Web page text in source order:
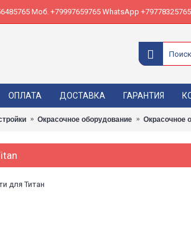
Моб. +79997659765 WhatsApp
ОПЛАТА ДОСТАВКА ГАРАНТИЯ
Окрасочное оборудование Окрасочное
для Титан